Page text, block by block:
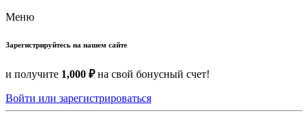
Меню
Зарегистрируйтесь на нашем сайте
и получите 1,000 ₽на свой бонусный счет!
Войти или зарегистрироваться